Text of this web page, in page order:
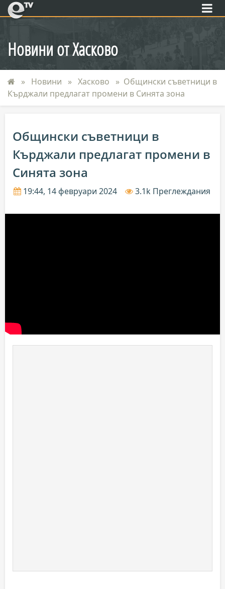
eTV
Новини от Хасково
Новини Хасково
Общински съветници в
Кърджали предлагат промени в Синята зона
Общински съветници в
Кърджали предлагат промени в
Синята зона
19:44, 14 февруари 2024 3.1k Преглеждания